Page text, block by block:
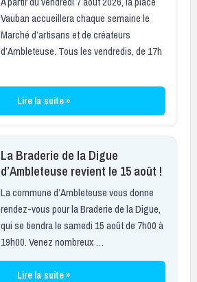
Vauban accueillera chaque semaine le
Marché d’artisans et de créateurs
d’Ambleteuse. Tous les vendredis, de 17h
Lire la suite »
La Braderie de la Digue
d’Ambleteuse revient le 15 août !
La commune d’Ambleteuse vous donne
rendez-vous pour la Braderie de la Digue,
qui se tiendra le samedi 15 août de 7h00 à
19h00. Venez nombreux …
Lire la suite »